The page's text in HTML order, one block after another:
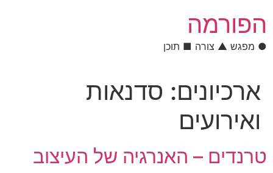
הפורמה
● מפגש ▲ צורה ■ תוכן
ארכיונים: סדנאות
ואירועים
טרנדים – האנרגיה של העיצוב